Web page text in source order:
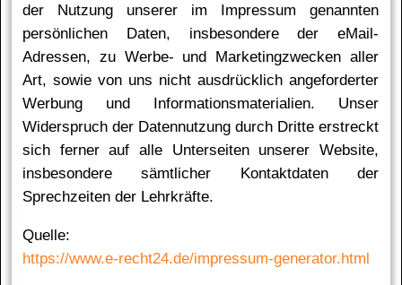
der Nutzung unserer im Impressum genannten
persönlichen Daten, insbesondere der eMail-
Adressen, zu Werbe- und Marketingzwecken aller
Art, sowie von uns nicht aus­drück­lich an­ge­for­der­ter
Wer­bung und In­for­ma­ti­ons­ma­te­ria­li­en. Unser
Widerspruch der Datennutzung durch Dritte erstreckt
sich ferner auf alle Unterseiten unserer Website,
insbesondere sämtlicher Kontaktdaten der
Sprechzeiten der Lehrkräfte.
Quelle:
https://www.e-recht24.de/impressum-generator.html